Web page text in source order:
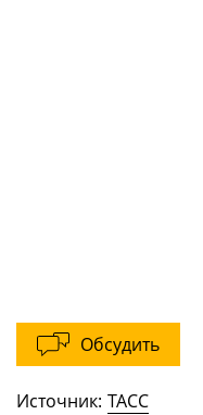
Обсудить
Источник: ТАСС